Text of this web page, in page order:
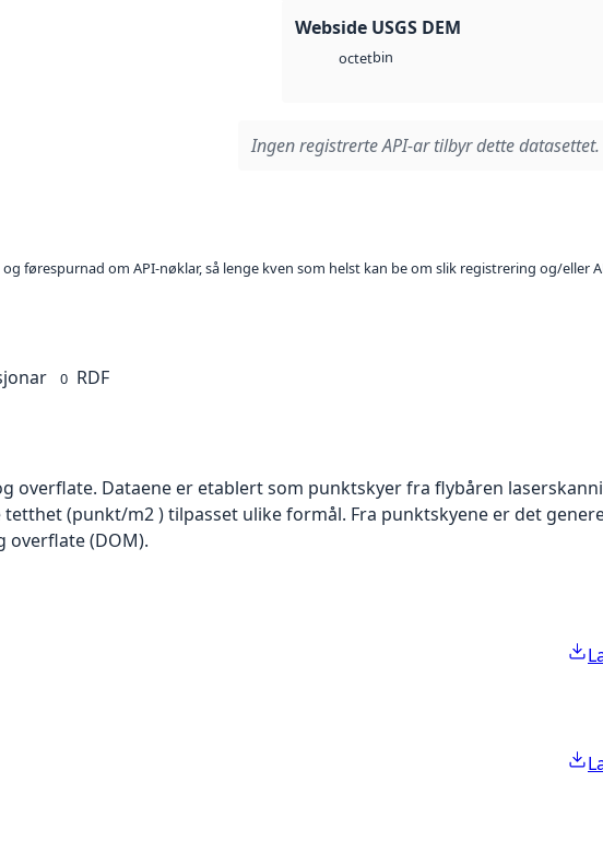
Webside USGS DEM
octetbin
Ingen registrerte API-ar tilbyr dette datasettet.
førespurnad om API-nøklar, så lenge kven som helst kan be om slik registrering og/eller
0 RDF
overflate. Dataene er etablert som punktskyer fra flybåren
(punkt/m2 ) tilpasset ulike formål. Fra punktskyene er det
overflate (DOM).